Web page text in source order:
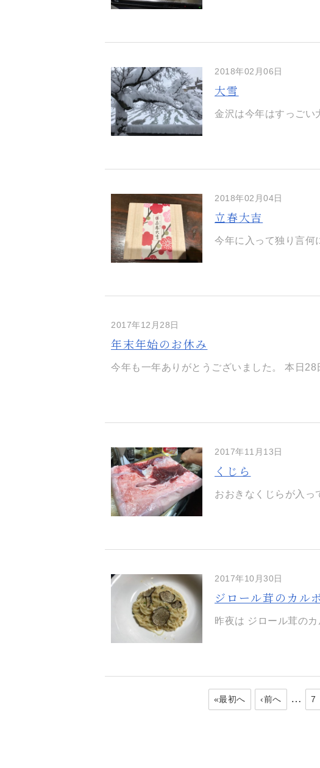
2018年02月06日
大雪
金沢は今年はすっごい
2018年02月04日
立春大吉
今年に入って独り言何
2017年12月28日
年末年始のお休み
今年も一年ありがとうございました。 本日
2017年11月13日
くじら
おおきなくじらが入っ
2017年10月30日
ジロール茸のカル
昨夜は ​ジロール茸の
«最初へ ‹前へ … 7